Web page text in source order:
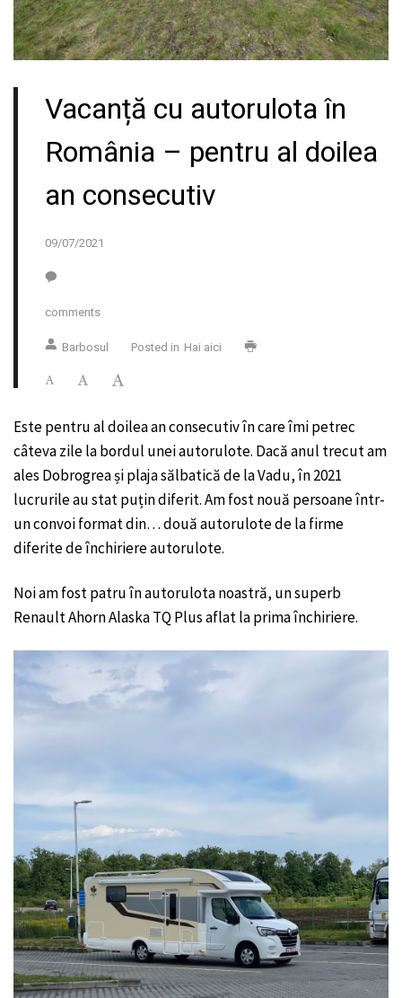
Vacanță cu autorulota în
România – pentru al doilea
an consecutiv
09/07/2021
comments
Barbosul Posted in Hai aici
Este pentru al doilea an consecutiv în care îmi petrec
câteva zile la bordul unei autorulote. Dacă anul trecut am
ales Dobrogrea și plaja sălbatică de la Vadu, în 2021
lucrurile au stat puțin diferit. Am fost nouă persoane într-
un convoi format din… două autorulote de la firme
diferite de închiriere autorulote.
Noi am fost patru în autorulota noastră, un superb
Renault Ahorn Alaska TQ Plus aflat la prima închiriere.